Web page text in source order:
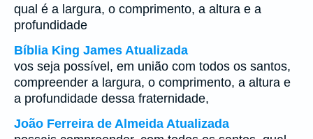
qual é a largura, o comprimento, a altura e a
profundidade
Bíblia King James Atualizada
vos seja possível, em união com todos os santos,
compreender a largura, o comprimento, a altura e
a profundidade dessa fraternidade,
João Ferreira de Almeida Atualizada